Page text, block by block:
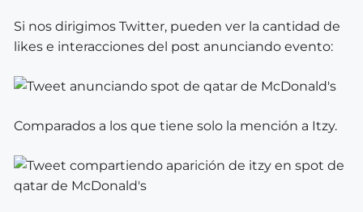
Si nos dirigimos Twitter, pueden ver la cantidad de
likes e interacciones del post anunciando evento:
Comparados a los que tiene solo la mención a Itzy.